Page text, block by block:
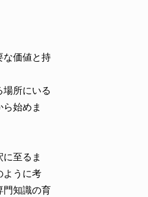
な価値と持
所にいる
始めま
至るま
ように考
門知識の育